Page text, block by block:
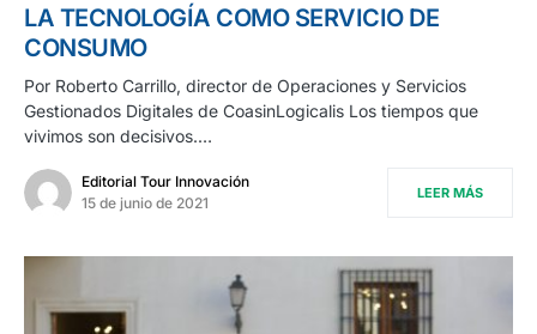
LA TECNOLOGÍA COMO SERVICIO DE
CONSUMO
Por Roberto Carrillo, director de Operaciones y Servicios
Gestionados Digitales de CoasinLogicalis Los tiempos que
vivimos son decisivos.…
Editorial Tour Innovación
15 de junio de 2021
LEER MÁS